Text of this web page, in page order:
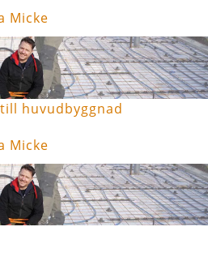
Micke
huvudbyggnad
Micke